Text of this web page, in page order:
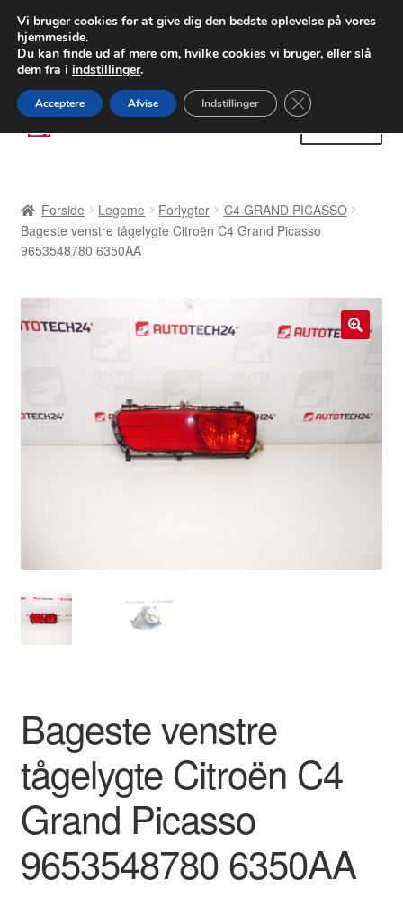
LEVERING fra 55 kr.
FEDEX verdensomspændende forsendelse
80 82 72 02
Spring
til
Spring
til
Betalinger
Klage
Kontakte
Om os
Forside Legeme Forlygter
C4 GRAND PICASSO
Bageste venstre tågelygte Citroën C4 Grand Picasso
9653548780 6350AA
Bageste venstre
tågelygte Citroën C4
Grand Picasso
9653548780 6350AA
Vi bruger cookies for at give dig den bedste oplevelse på vores
hjemmeside.
Du kan finde ud af mere om, hvilke cookies vi bruger, eller slå
dem fra i indstillinger.
Acceptere Afvise Indstillinger Close GDPR